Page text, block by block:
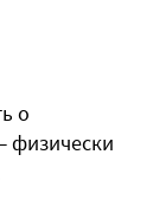
о
физически